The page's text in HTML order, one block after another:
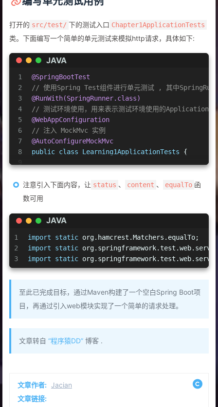
打开的 src/test/ 下的测试入口 Chapter1ApplicationTests
类。下面编写一个简单的单元测试来模拟http请求，具体如下:
JAVA
1
2
3
4
5
6
7
8
9
11
14
16
17
18
19
21
22
@SpringBootTest
// 使用Spring Test组件进行单元测试 , 其中
@RunWith(SpringRunner.class)
// 测试环境使用，用来表示测试环境使用的
@WebAppConfiguration
// 注入 MockMvc 实例
@AutoConfigureMockMvc
public class Learning1ApplicationTests {
        mvc = MockMvcBuilders.standaloneSetup(
@Test
public
void contextLoads() throws
        mvc.perform(MockMvcRequestBuilders.get(
    }
注意引入下面内容，让 status 、 content 、 equalTo 函
数可用
JAVA
1
2
3
import static org.hamcrest.Matchers.equalTo;
import
static
import
static
至此已完成目标，通过Maven构建了一个空白Spring Boot项
目，再通过引入web模块实现了一个简单的请求处理。
文章转自 “程序猿DD” 博客 .
文章作者: Jacian
文章链接: